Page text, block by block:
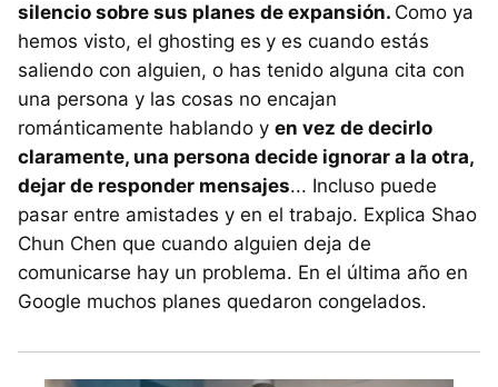
silencio sobre sus planes de expansión. Como ya
hemos visto, el ghosting es y es cuando estás
saliendo con alguien, o has tenido alguna cita con
una persona y las cosas no encajan
románticamente hablando y en vez de decirlo
claramente, una persona decide ignorar a la otra,
dejar de responder mensajes... Incluso puede
pasar entre amistades y en el trabajo. Explica Shao
Chun Chen que cuando alguien deja de
comunicarse hay un problema. En el última año en
Google muchos planes quedaron congelados.